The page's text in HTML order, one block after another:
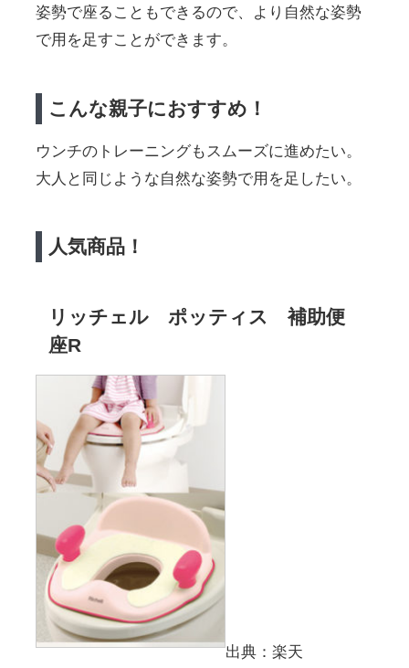
姿勢で座ることもできるので、より自然な姿勢
で用を足すことができます。
こんな親子におすすめ！
ウンチのトレーニングもスムーズに進めたい。
大人と同じような自然な姿勢で用を足したい。
人気商品！
リッチェル ポッティス 補助便
座R
出典：楽天